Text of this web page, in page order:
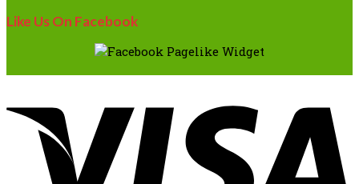
Like Us On Facebook